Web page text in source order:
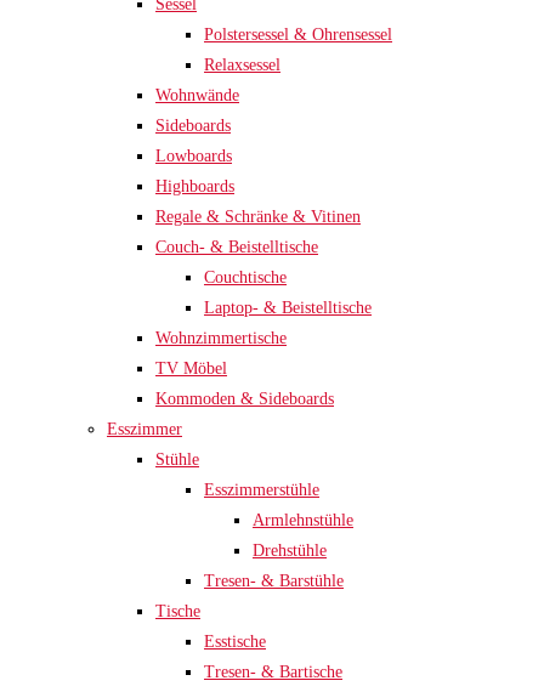
Sessel
Polstersessel & Ohrensessel
Relaxsessel
Wohnwände
Sideboards
Lowboards
Highboards
Regale & Schränke & Vitinen
Couch- & Beistelltische
Couchtische
Laptop- & Beistelltische
Wohnzimmertische
TV Möbel
Kommoden & Sideboards
Esszimmer
Stühle
Esszimmerstühle
Armlehnstühle
Drehstühle
Tresen- & Barstühle
Tische
Esstische
Tresen- & Bartische